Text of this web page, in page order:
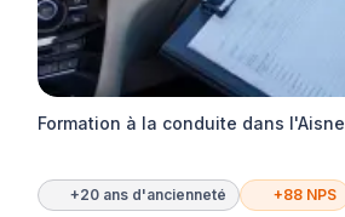
Formation à la conduite dans l'Aisne
+20 ans d'ancienneté +88 NPS